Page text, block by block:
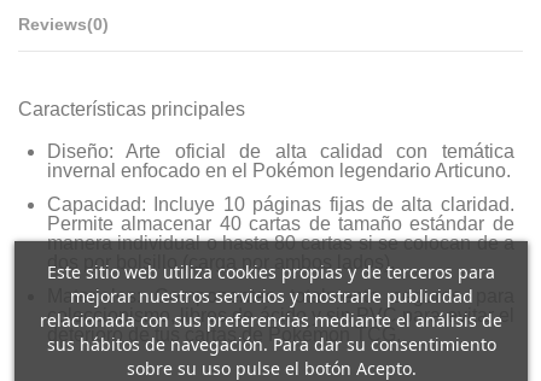
Reviews(0)
Características principales
Diseño: Arte oficial de alta calidad con temática
invernal enfocado en el Pokémon legendarioArticuno.
Capacidad: Incluye 10 páginas fijasde alta claridad.
Permite almacenar 40 cartas de tamaño estándar de
manera individual o hasta80 cartassi se colocan de a
dos por bolsillo (carga por ambos lados).
Materiales:Componentes totalmente seguros para
coleccionismo, libres de ácido y sin PVC para evitar el
deterioro de tus cartas de Pokémon TCG.
Este sitio web utiliza cookies propias y de terceros para
mejorar nuestros servicios y mostrarle publicidad
relacionada con sus preferencias mediante el análisis de
sus hábitos de navegación. Para dar su consentimiento
sobre su uso pulse el botón Acepto.